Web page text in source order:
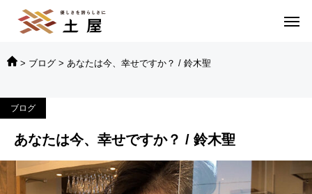
> ブログ > あなたは今、幸せですか？ / 鈴木聖
ブログ
あなたは今、幸せですか？ / 鈴木聖